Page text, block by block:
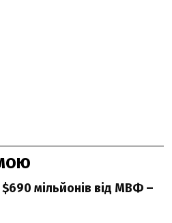
мільйонів від МВФ –